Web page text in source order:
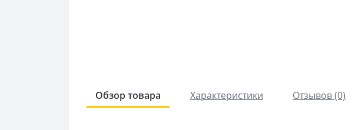
Обзор товара Характеристики Отзывов (0)